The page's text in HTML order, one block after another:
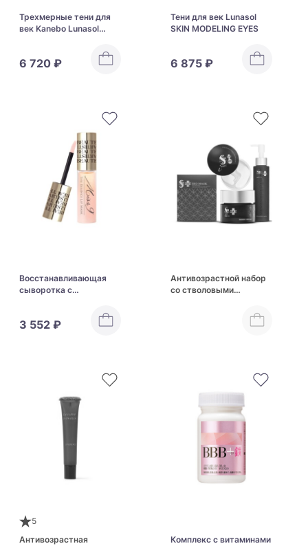
Трехмерные тени для
век Kanebo Lunasol
6 720 ₽
Тени для век Lunasol
SKIN MODELING EYES
6 875 ₽
Восстанавливающая
сыворотка с
кожи губ ARTISTIC&CO
3 552 ₽
Антивозрастной набор
со стволовыми
обновления кожи Spa
5
Антивозрастная
Комплекс с витаминами